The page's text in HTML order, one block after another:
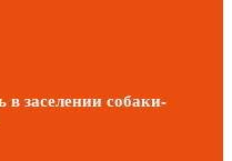
в заселении собаки-